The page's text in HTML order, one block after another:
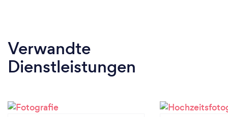
Verwandte
Dienstleistungen